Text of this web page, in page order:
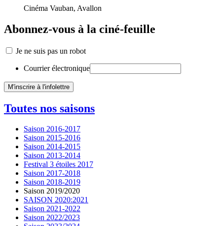
Cinéma Vauban, Avallon
Abonnez-vous à la ciné-feuille
Je ne suis pas un robot
Courrier électronique
Toutes nos saisons
Saison 2016-2017
Saison 2015-2016
Saison 2014-2015
Saison 2013-2014
Festival 3 étoiles 2017
Saison 2017-2018
Saison 2018-2019
Saison 2019/2020
SAISON 2020:2021
Saison 2021-2022
Saison 2022/2023